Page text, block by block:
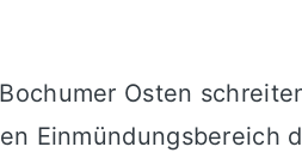
Osten
Einmündungsbereich